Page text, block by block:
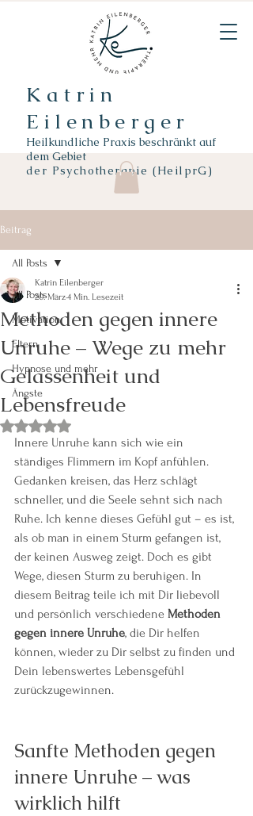
Katrin
Eilenberger
Heilkundliche Praxis beschränkt auf
dem Gebiet
der Psychotherapie (HeilprG)
Beitrag
All Posts
Motivation
Eltern
Hypnose und mehr
Ängste
All Posts
Methoden gegen innere
Unruhe – Wege zu mehr
Gelassenheit und
Lebensfreude
Katrin Eilenberger
20. März4 Min. Lesezeit
Mit NaN von 5 Sternen bewertet.
Innere Unruhe kann sich wie ein
ständiges Flimmern im Kopf anfühlen.
Gedanken kreisen, das Herz schlägt
schneller, und die Seele sehnt sich nach
Ruhe. Ich kenne dieses Gefühl gut – es ist,
als ob man in einem Sturm gefangen ist,
der keinen Ausweg zeigt. Doch es gibt
Wege, diesen Sturm zu beruhigen. In
diesem Beitrag teile ich mit Dir liebevoll
und persönlich verschiedene Methoden
gegen innere Unruhe, die Dir helfen
können, wieder zu Dir selbst zu finden und
Dein lebenswertes Lebensgefühl
zurückzugewinnen.
Sanfte Methoden gegen
innere Unruhe – was
wirklich hilft